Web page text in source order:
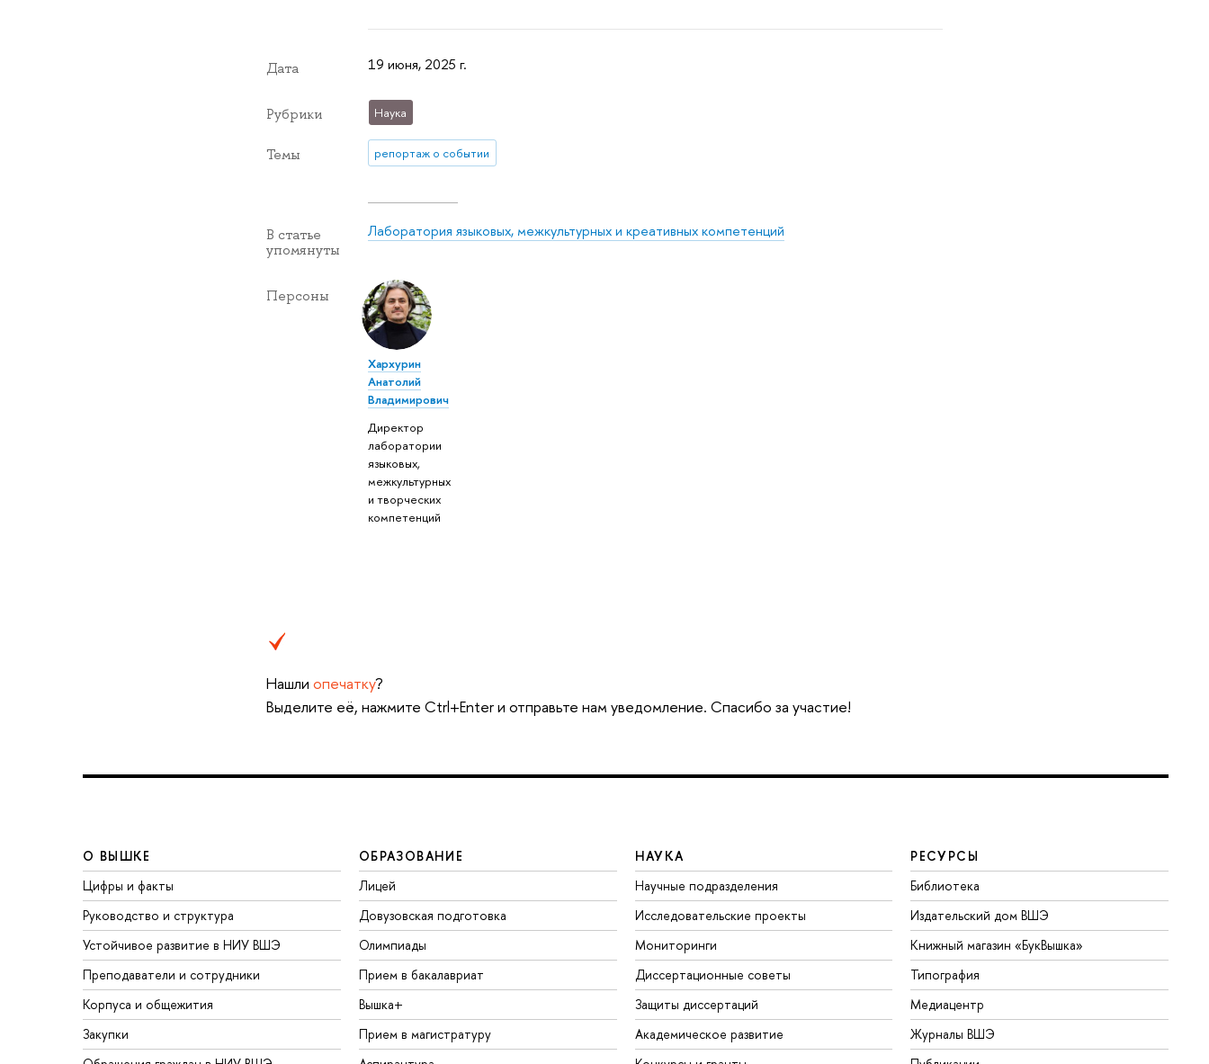
Дата 19 июня, 2025 г.
Рубрики Наука
Темы репортаж о событии
В статье
упомянуты
Лаборатория языковых, межкультурных и креативных компетенций
Персоны
Хархурин
Анатолий
Владимирович
Директор
лаборатории
языковых,
межкультурных
и творческих
компетенций
Нашли опечатку?
Выделите её, нажмите Ctrl+Enter и отправьте нам уведомление. Спасибо за участие!
О ВЫШКЕ
Цифры и факты
Руководство и структура
Устойчивое развитие в НИУ ВШЭ
Преподаватели и сотрудники
Корпуса и общежития
Закупки
ОБРАЗОВАНИЕ
Лицей
Довузовская подготовка
Олимпиады
Прием в бакалавриат
Вышка+
Прием в магистратуру
НАУКА
Научные подразделения
Исследовательские проекты
Мониторинги
Диссертационные советы
Защиты диссертаций
Академическое развитие
РЕСУРСЫ
Библиотека
Издательский дом ВШЭ
Книжный магазин «БукВышка»
Типография
Медиацентр
Журналы ВШЭ